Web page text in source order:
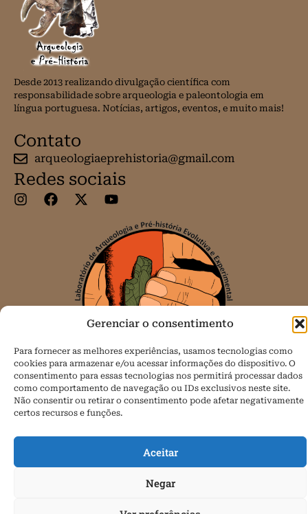
Gerenciar o consentimento
Para fornecer as melhores experiências, usamos tecnologias como
cookies para armazenar e/ou acessar informações do dispositivo. O
consentimento para essas tecnologias nos permitirá processar dados
como comportamento de navegação ou IDs exclusivos neste site.
Não consentir ou retirar o consentimento pode afetar negativamente
certos recursos e funções.
Aceitar
Negar
Desde 2013 realizando divulgação científica com
responsabilidade sobre arqueologia e paleontologia em
língua portuguesa. Notícias, artigos, eventos, e muito mais!
Contato
arqueologiaeprehistoria@gmail.com
Redes sociais
Todos os direitos reservados.